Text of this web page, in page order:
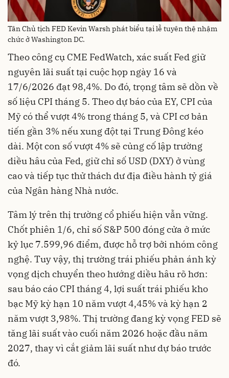
Tân Chủ tịch FED Kevin Warsh phát biểu tại lễ tuyên thệ nhậm
chức ở Washington DC.
Theo công cụ CME FedWatch, xác suất Fed giữ
nguyên lãi suất tại cuộc họp ngày 16 và
17/6/2026 đạt 98,4%. Do đó, trọng tâm sẽ dồn về
số liệu CPI tháng 5. Theo dự báo của EY, CPI của
Mỹ có thể vượt 4% trong tháng 5, và CPI cơ bản
tiến gần 3% nếu xung đột tại Trung Đông kéo
dài. Một con số vượt 4% sẽ củng cố lập trường
diều hâu của Fed, giữ chỉ số USD (DXY) ở vùng
cao và tiếp tục thử thách dư địa điều hành tỷ giá
của Ngân hàng Nhà nước.
Tâm lý trên thị trường cổ phiếu hiện vẫn vững.
Chốt phiên 1/6, chỉ số S&P 500 đóng cửa ở mức
kỷ lục 7.599,96 điểm, được hỗ trợ bởi nhóm công
nghệ. Tuy vậy, thị trường trái phiếu phản ánh kỳ
vọng dịch chuyển theo hướng diều hâu rõ hơn:
sau báo cáo CPI tháng 4, lợi suất trái phiếu kho
bạc Mỹ kỳ hạn 10 năm vượt 4,45% và kỳ hạn 2
năm vượt 3,98%. Thị trường đang kỳ vọng FED sẽ
tăng lãi suất vào cuối năm 2026 hoặc đầu năm
2027, thay vì cắt giảm lãi suất như dự báo trước
đó.